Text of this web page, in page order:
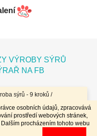
osobních údajů, zpracovává
prostředí webových stránek,
procházením tohoto webu
sýrů - 9 kroků /
Jogurty, Zákysy, Kefír
Sýry doma /
Plísňáky - zrající sýry s
/ 29.4..-2.5.27 Sýry 4
VÝROBY SÝRŮ
NA FB